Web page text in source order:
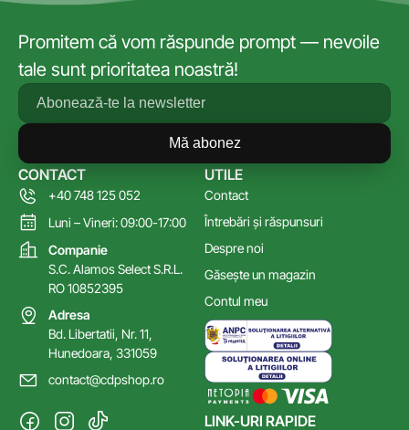
Promitem că vom răspunde prompt — nevoile
tale sunt prioritatea noastră!
Mă abonez
LINK-URI RAPIDE
UTILE
Contact
Întrebări și răspunsuri
Despre noi
Găsește un magazin
Contul meu
CONTACT
+40 748 125 052
Luni – Vineri: 09:00-17:00
Companie
S.C. Alamos Select S.R.L.
RO 10852395
Adresa
Bd. Libertatii, Nr. 11,
Hunedoara, 331059
contact@cdpshop.ro